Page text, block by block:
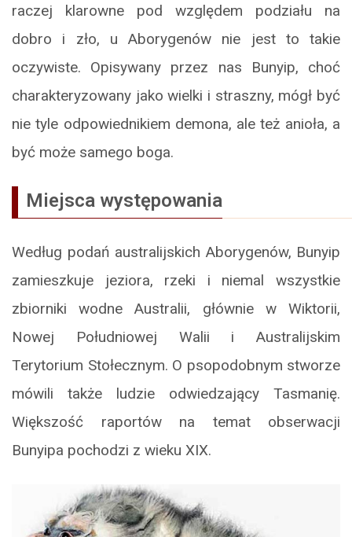
raczej klarowne pod względem podziału na
dobro i zło, u Aborygenów nie jest to takie
oczywiste. Opisywany przez nas Bunyip, choć
charakteryzowany jako wielki i straszny, mógł być
nie tyle odpowiednikiem demona, ale też anioła, a
być może samego boga.
Miejsca występowania
Według podań australijskich Aborygenów, Bunyip
zamieszkuje jeziora, rzeki i niemal wszystkie
zbiorniki wodne Australii, głównie w Wiktorii,
Nowej Południowej Walii i Australijskim
Terytorium Stołecznym. O psopodobnym stworze
mówili także ludzie odwiedzający Tasmanię.
Większość raportów na temat obserwacji
Bunyipa pochodzi z wieku XIX.